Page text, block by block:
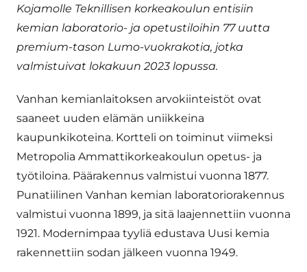
Kojamolle Teknillisen korkeakoulun entisiin
kemian laboratorio- ja opetustiloihin 77 uutta
premium-tason Lumo-vuokrakotia, jotka
valmistuivat lokakuun 2023 lopussa.
Vanhan kemianlaitoksen arvokiinteistöt ovat
saaneet uuden elämän uniikkeina
kaupunkikoteina. Kortteli on toiminut viimeksi
Metropolia Ammattikorkeakoulun opetus- ja
työtiloina. Päärakennus valmistui vuonna 1877.
Punatiilinen Vanhan kemian laboratoriorakennus
valmistui vuonna 1899, ja sitä laajennettiin vuonna
1921. Modernimpaa tyyliä edustava Uusi kemia
rakennettiin sodan jälkeen vuonna 1949.